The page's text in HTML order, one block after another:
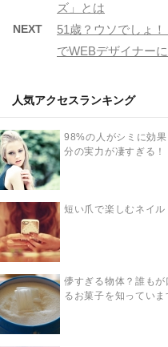
ズ」とは
NEXT
51歳？ウソでしょ
でWEBデザイナー
人気アクセスランキング
98%の人がシミに効
分の実力が凄すぎる！
短い爪で楽しむネイ
儚すぎる物体？誰も
るお菓子を知っていま